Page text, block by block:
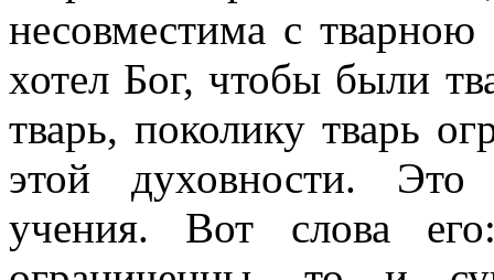
несовместима с
хотел Бог, чтобы были
тварь, поколику тварь
этой духовности. Это
учения. Вот слова